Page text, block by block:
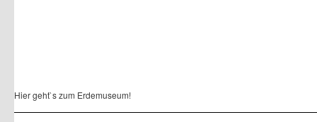
Hier geht`s zum Erdemuseum!